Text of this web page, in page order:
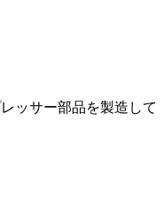
ッサー部品を製造して